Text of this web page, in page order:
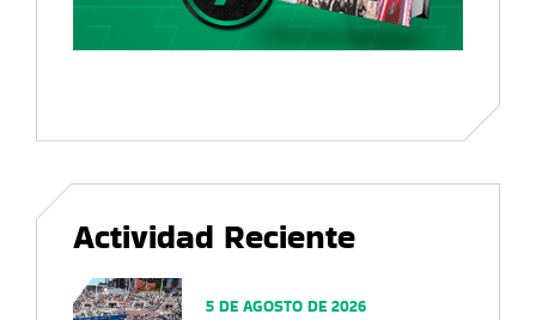
Actividad Reciente
5 DE AGOSTO DE 2026